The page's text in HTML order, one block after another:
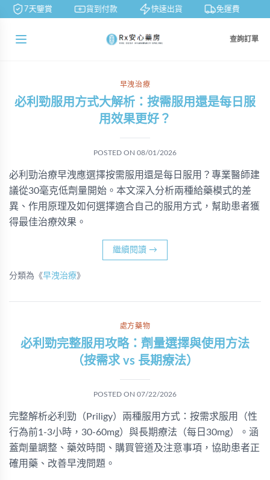
7天鑒賞 貨到付款 快速出貨 免運費
查詢訂單
早洩治療
必利勁服用方式大解析：按需服用還是每日服
用效果更好？
POSTED ON 08/01/2026
必利勁治療早洩應選擇按需服用還是每日服用？專業醫師建
議從30毫克低劑量開始。本文深入分析兩種給藥模式的差
異、作用原理及如何選擇適合自己的服用方式，幫助患者獲
得最佳治療效果。
繼續閱讀 →
分類為《早洩治療》
處方藥物
必利勁完整服用攻略：劑量選擇與使用方法
（按需求 vs 長期療法）
POSTED ON 07/22/2026
完整解析必利勁（Priligy）兩種服用方式：按需求服用（性
行為前1-3小時，30-60mg）與長期療法（每日30mg）。涵
蓋劑量調整、藥效時間、購買管道及注意事項，協助患者正
確用藥、改善早洩問題。